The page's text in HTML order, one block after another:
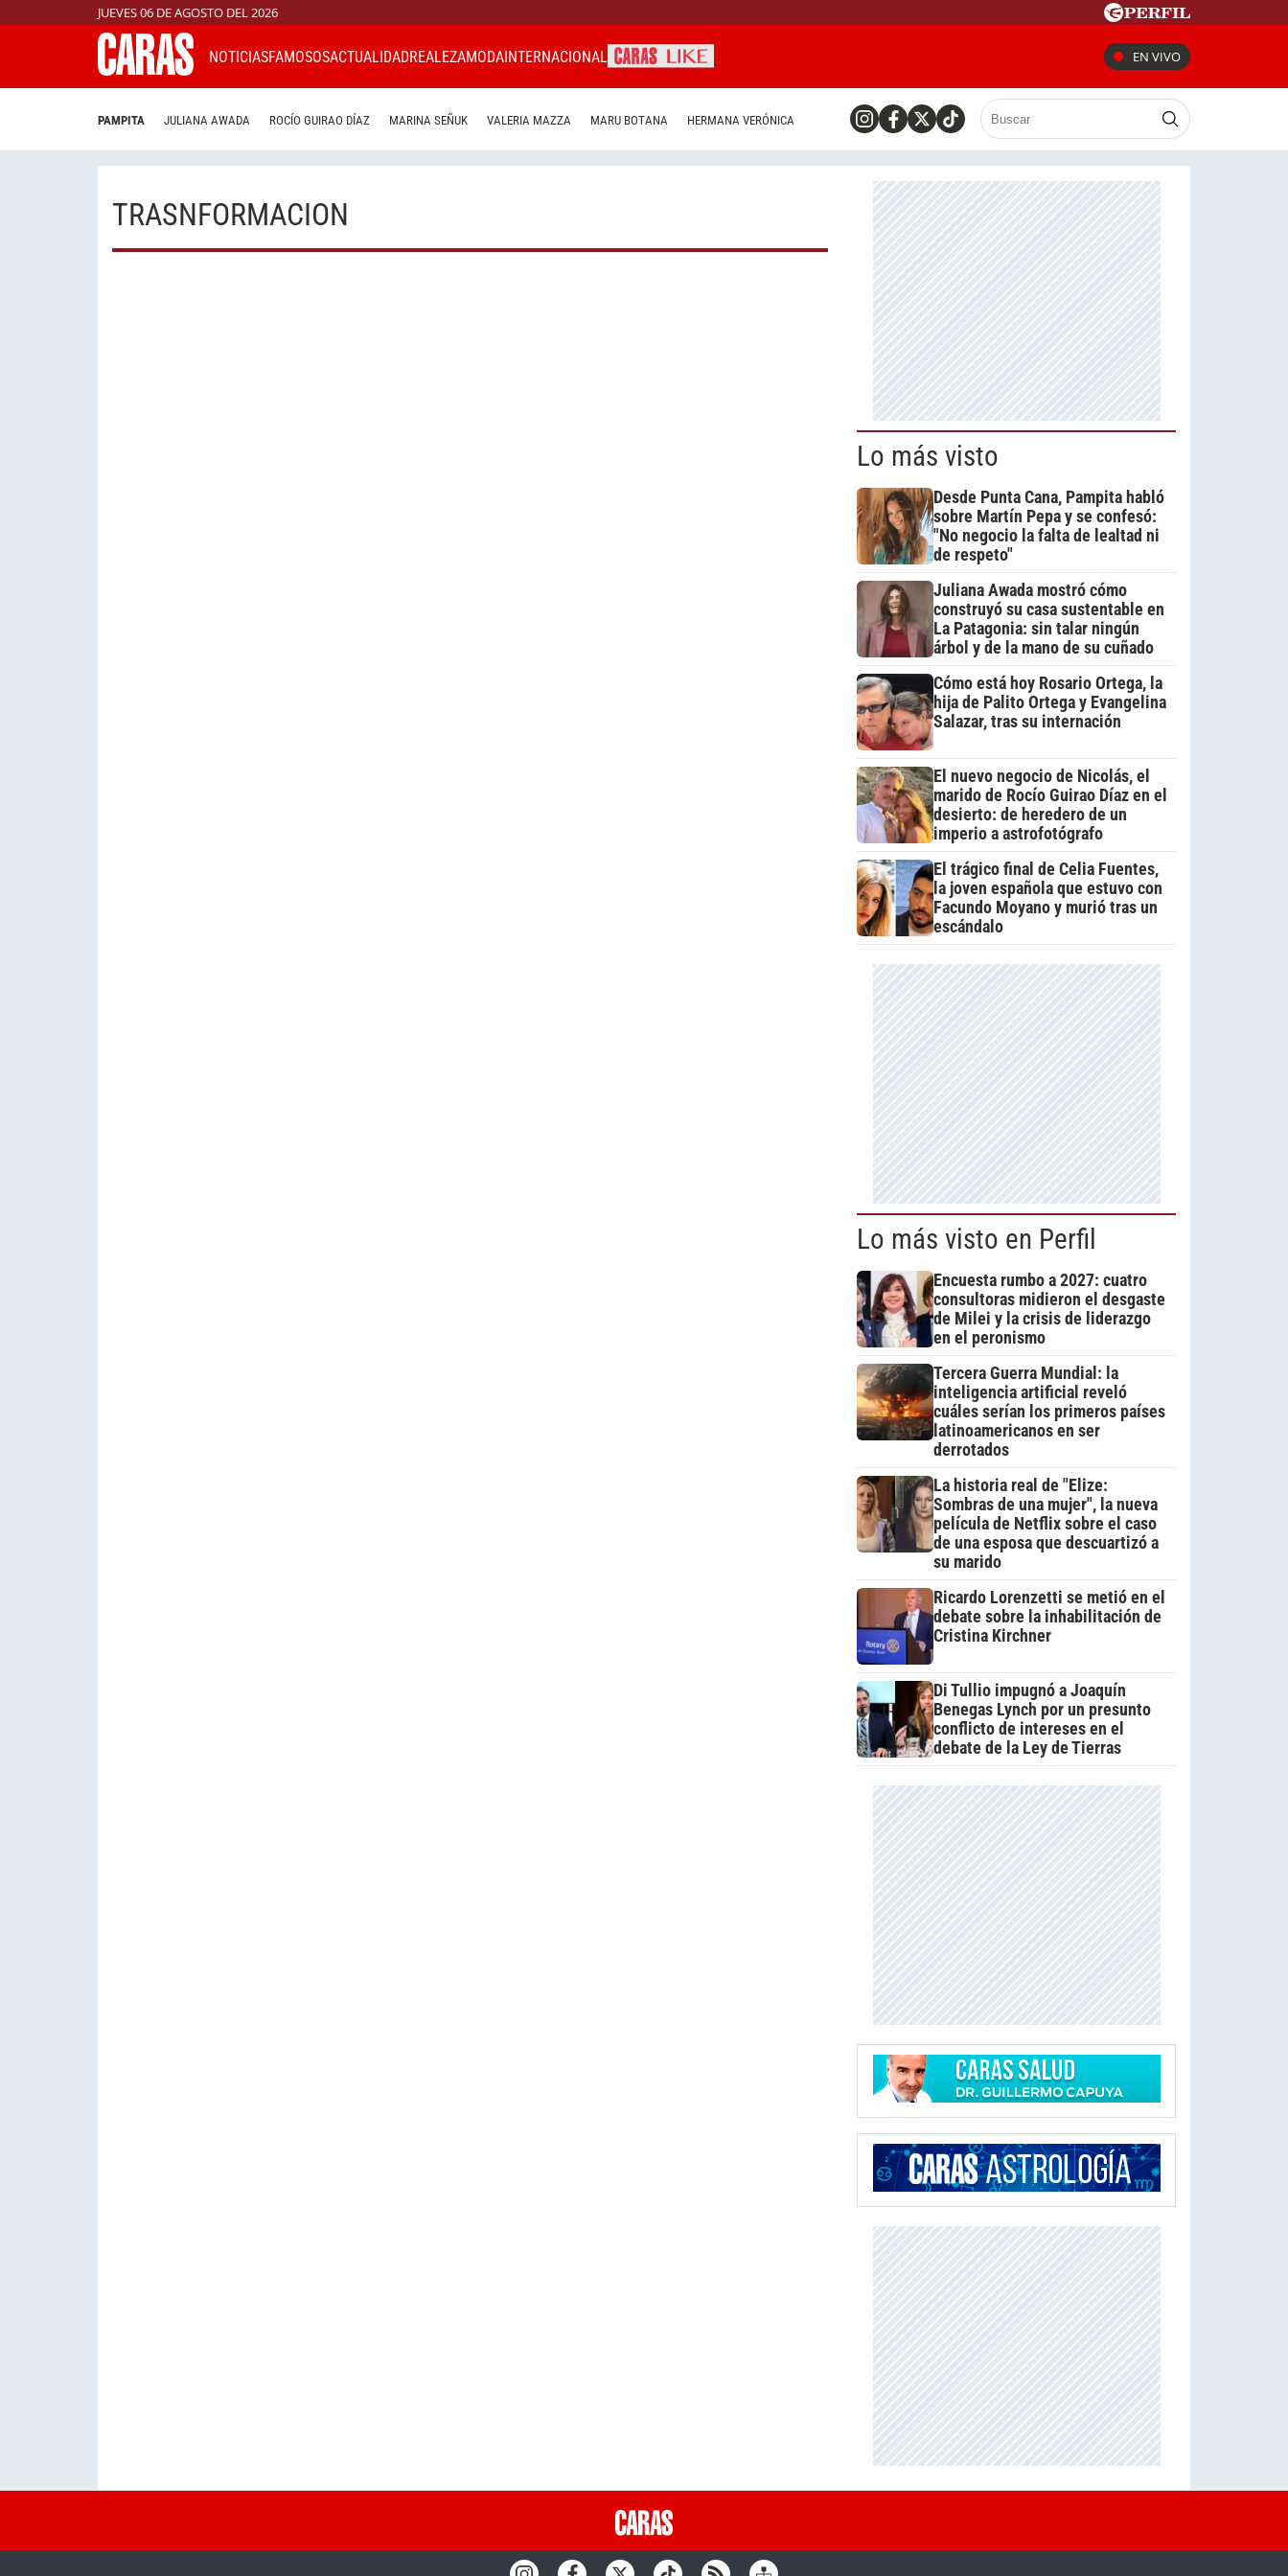
JUEVES 06 DE AGOSTO DEL 2026
NOTICIASFAMOSOSACTUALIDADREALEZAMODAINTERNACIONAL EN VIVO
PAMPITA JULIANA AWADA ROCÍO GUIRAO DÍAZ MARINA SEÑUK VALERIA MAZZA MARU BOTANA HERMANA VERÓNICA
TRASNFORMACION
Lo más visto
Desde Punta Cana, Pampita habló
sobre Martín Pepa y se confesó:
"No negocio la falta de lealtad ni
de respeto"
Juliana Awada mostró cómo
construyó su casa sustentable en
La Patagonia: sin talar ningún
árbol y de la mano de su cuñado
Cómo está hoy Rosario Ortega, la
hija de Palito Ortega y Evangelina
Salazar, tras su internación
El nuevo negocio de Nicolás, el
marido de Rocío Guirao Díaz en el
desierto: de heredero de un
imperio a astrofotógrafo
El trágico final de Celia Fuentes,
la joven española que estuvo con
Facundo Moyano y murió tras un
escándalo
Lo más visto en Perfil
Encuesta rumbo a 2027: cuatro
consultoras midieron el desgaste
de Milei y la crisis de liderazgo
en el peronismo
Tercera Guerra Mundial: la
inteligencia artificial reveló
cuáles serían los primeros países
latinoamericanos en ser
derrotados
La historia real de "Elize:
Sombras de una mujer", la nueva
película de Netflix sobre el caso
de una esposa que descuartizó a
su marido
Ricardo Lorenzetti se metió en el
debate sobre la inhabilitación de
Cristina Kirchner
Di Tullio impugnó a Joaquín
Benegas Lynch por un presunto
conflicto de intereses en el
debate de la Ley de Tierras